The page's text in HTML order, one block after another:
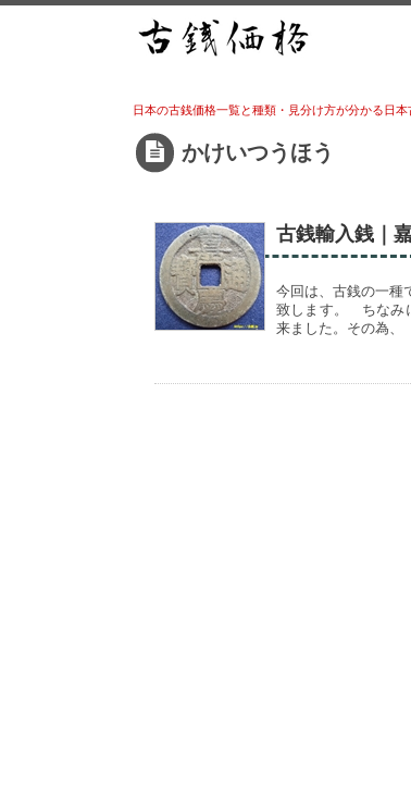
日本の古銭価格一覧と種類・見分け方が分かる日本
かけいつうほう
古銭輸入銭｜
今回は、古銭の一種
致します。 ちなみ
来ました。その為、